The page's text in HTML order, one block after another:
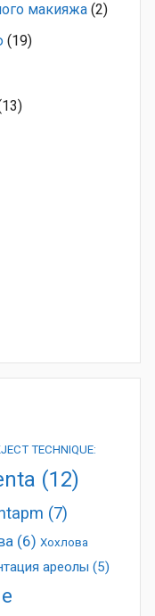
макияжа (2)
(19)
TECHNIQUE:
(12)
(7)
(6) Хохлова
ареолы (5)